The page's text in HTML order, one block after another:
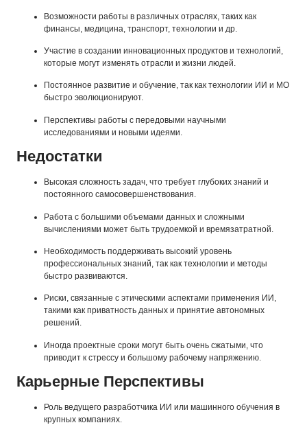
Возможности работы в различных отраслях, таких как
финансы, медицина, транспорт, технологии и др.
Участие в создании инновационных продуктов и технологий,
которые могут изменять отрасли и жизни людей.
Постоянное развитие и обучение, так как технологии ИИ и МО
быстро эволюционируют.
Перспективы работы с передовыми научными
исследованиями и новыми идеями.
Недостатки
Высокая сложность задач, что требует глубоких знаний и
постоянного самосовершенствования.
Работа с большими объемами данных и сложными
вычислениями может быть трудоемкой и времязатратной.
Необходимость поддерживать высокий уровень
профессиональных знаний, так как технологии и методы
быстро развиваются.
Риски, связанные с этическими аспектами применения ИИ,
такими как приватность данных и принятие автономных
решений.
Иногда проектные сроки могут быть очень сжатыми, что
приводит к стрессу и большому рабочему напряжению.
Карьерные Перспективы
Роль ведущего разработчика ИИ или машинного обучения в
крупных компаниях.